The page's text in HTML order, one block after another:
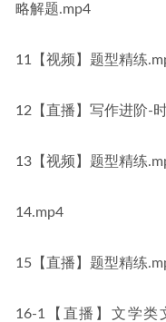
略解题.mp4
11【视频】题型精练
12【直播】写作进阶-
13【视频】题型精练
14.mp4
15【直播】题型精练
16-1【直播】文学